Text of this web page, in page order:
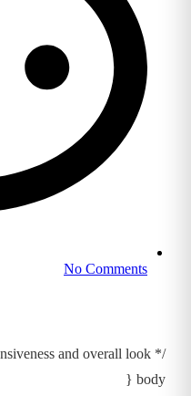
No Comments
/* Base styles for responsiveness and overall look */
body {